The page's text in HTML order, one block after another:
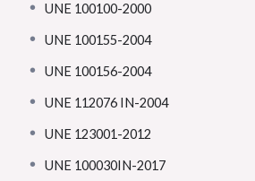
querer formarse y profundizar
sobre este ámbito.
necesaria para poder
de unsistema de ACS,
eldesarrollar instalaciones de
UNE 100100-2000
UNE 100155-2004
UNE 100156-2004
UNE 112076 IN-2004
UNE 123001-2012
UNE 100030IN-2017